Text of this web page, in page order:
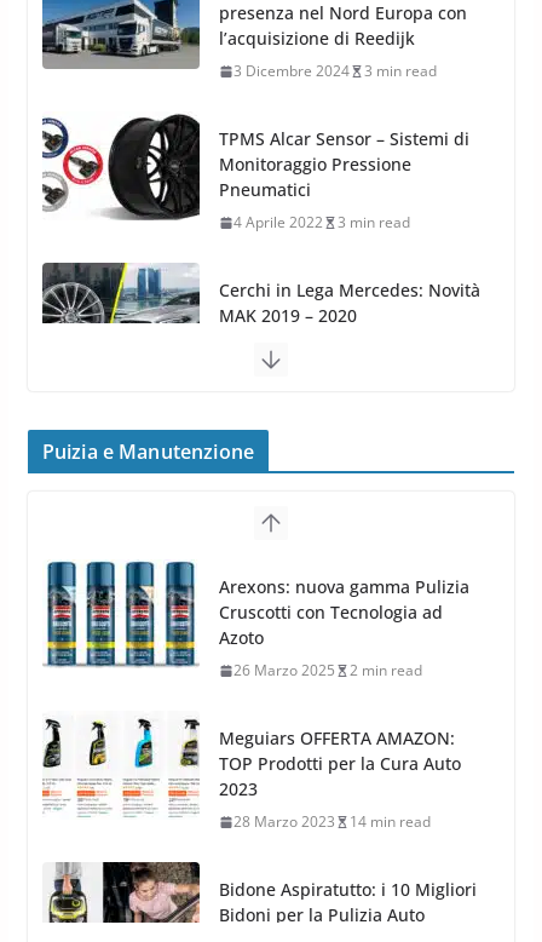
Monitoraggio Pressione
Pneumatici
4 Aprile 2022 3 min read
Cerchi in Lega Mercedes: Novità
MAK 2019 – 2020
16 Settembre 2019
MAK FIVESTAR (2019)
24 Luglio 2019 1 min read
8 Aprile 2026 7 min read
l’acquisizione di Reedijk
3 Dicembre 2024 3 min read
Puizia e Manutenzione
Meguiars OFFERTA AMAZON:
TOP Prodotti per la Cura Auto
2023
28 Marzo 2023 14 min read
Bidone Aspiratutto: i 10 Migliori
Bidoni per la Pulizia Auto
6 Maggio 2022
Gun per la tua Idropulitrice?
5 Maggio 2022 2 min read